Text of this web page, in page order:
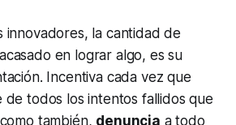
innovadores, la cantidad de
en lograr algo, es su
Incentiva cada vez que
de todos los intentos fallidos que
también, denuncia a todo